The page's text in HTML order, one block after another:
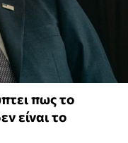
πως το
είναι το